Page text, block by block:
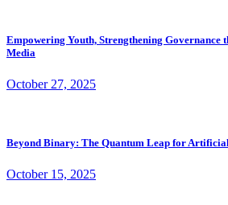
Empowering Youth, Strengthening Governance
Media
October 27, 2025
Beyond Binary: The Quantum Leap for
October 15, 2025